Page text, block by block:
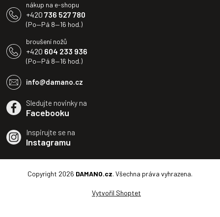
nákup na e-shopu
+420 736 527 780
(Po—Pá 8—16 hod.)
broušení nožů
+420 604 233 936
(Po—Pá 8—16 hod.)
info@damano.cz
Sledujte novinky na
Facebooku
Inspirujte se na
Instagramu
Vytvořil Shoptet
Copyright 2026 DAMANO.cz. Všechna práva vyhrazena.